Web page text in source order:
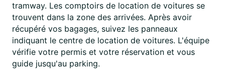
tramway. Les comptoirs de location de voitures se
trouvent dans la zone des arrivées. Après avoir
récupéré vos bagages, suivez les panneaux
indiquant le centre de location de voitures. L'équipe
vérifie votre permis et votre réservation et vous
guide jusqu'au parking.